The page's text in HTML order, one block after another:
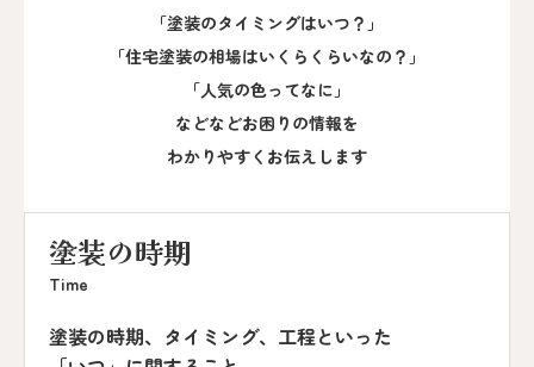
「塗装のタイミングはいつ？」
「住宅塗装の相場はいくらくらいなの？」
「人気の色ってなに」
などなどお困りの情報を
わかりやすくお伝えします
塗装の時期
Time
塗装の時期、タイミング、工程といった